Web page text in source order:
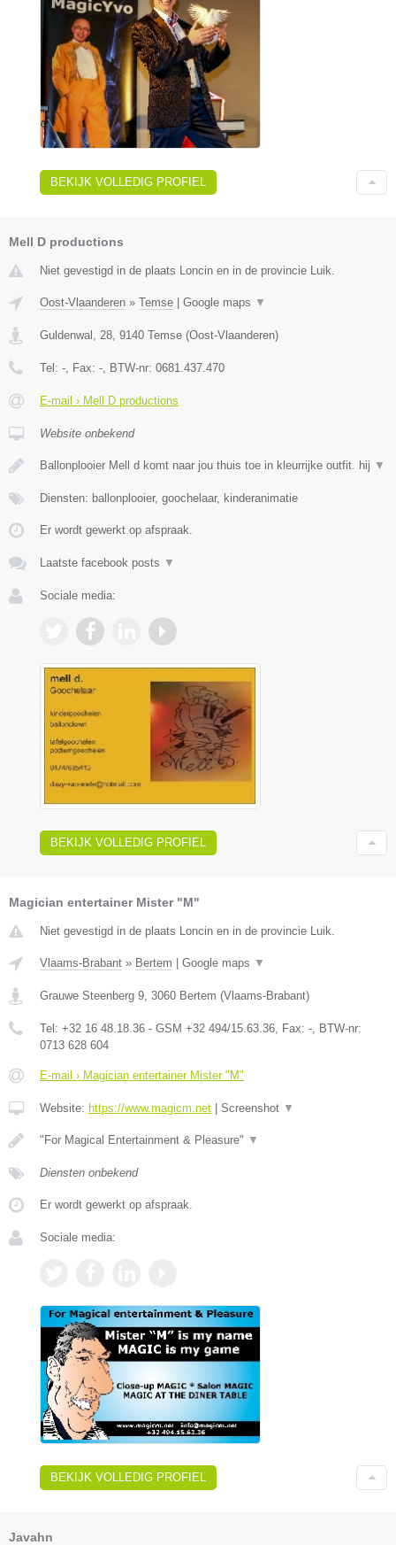
BEKIJK VOLLEDIG PROFIEL
Mell D productions
Niet gevestigd in de plaats Loncin en in de provincie Luik.
Oost-Vlaanderen » Temse | Google maps ▼
Guldenwal, 28 9140 Temse (Oost-Vlaanderen)
Tel: - , Fax: - , BTW-nr: 0681.437.470
E-mail › Mell D productions
Website onbekend
Ballonplooier Mell d komt naar jou thuis toe in kleurrijke outfit. hij ▼
Diensten: ballonplooier, goochelaar, kinderanimatie
Er wordt gewerkt op afspraak.
Laatste facebook posts ▼
Sociale media:
BEKIJK VOLLEDIG PROFIEL
Magician entertainer Mister "M"
Niet gevestigd in de plaats Loncin en in de provincie Luik.
Vlaams-Brabant » Bertem Google maps ▼
Grauwe Steenberg 9, 3060 Bertem (Vlaams-Brabant)
Tel: +32 16 48.18.36 - GSM +32 494/15.63.36, Fax: -, BTW-nr:
0713 628 604
E-mail › Magician entertainer Mister "M"
Website: https://www.magicm.net Screenshot ▼
"For Magical Entertainment & Pleasure" ▼
Diensten onbekend
Er wordt gewerkt op afspraak.
Sociale media:
BEKIJK VOLLEDIG PROFIEL
Javahn